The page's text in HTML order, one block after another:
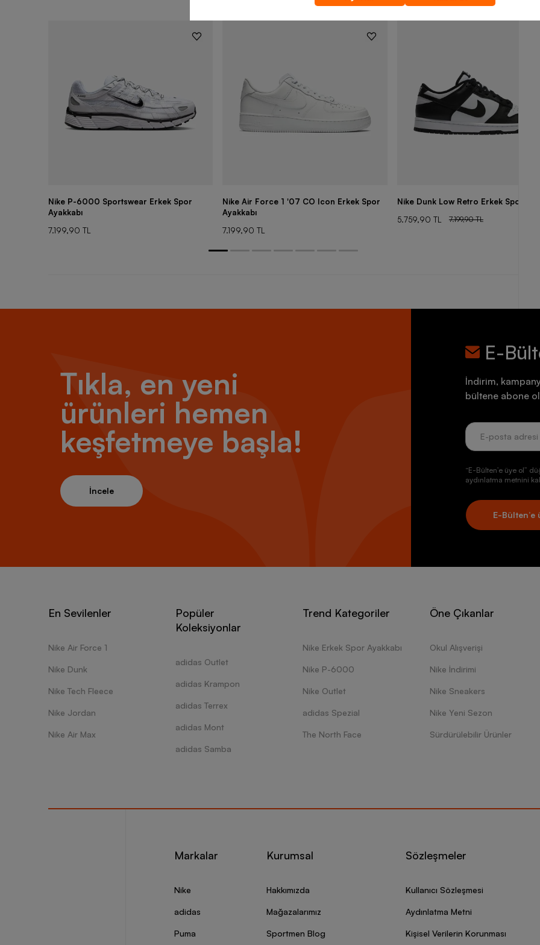
Nike P-6000 Sportswear Erkek Spor
Ayakkabı
7.199,90 TL
Nike Air Force 1 '07 CO Icon Erkek Spor
Ayakkabı
7.199,90 TL
Nike Dunk Low Retro Erkek Spor
5.759,90 TL
7.199,90 TL
Tıkla, en yeni
ürünleri hemen
keşfetmeye başla!
İncele
E-
İndirim,
bültene abone
“E-Bülten’e üye ol”
aydınlatma metnini
E-Bülten’e
En Sevilenler
Nike Air Force 1
Nike Dunk
Nike Tech Fleece
Nike Jordan
Nike Air Max
Popüler
Koleksiyonlar
adidas Outlet
adidas Krampon
adidas Terrex
adidas Mont
adidas Samba
Trend Kategoriler
Nike Erkek Spor Ayakkabı
Nike P-6000
Nike Outlet
adidas Spezial
The North Face
Öne Çıkanlar
Okul Alışverişi
Nike İndirimi
Nike Sneakers
Nike Yeni Sezon
Sürdürülebilir Ürünler
Markalar
Nike
adidas
Puma
Kurumsal
Hakkımızda
Mağazalarımız
Sportmen Blog
Sözleşmeler
Kullanıcı Sözleşmesi
Aydınlatma Metni
Kişisel Verilerin Korunması